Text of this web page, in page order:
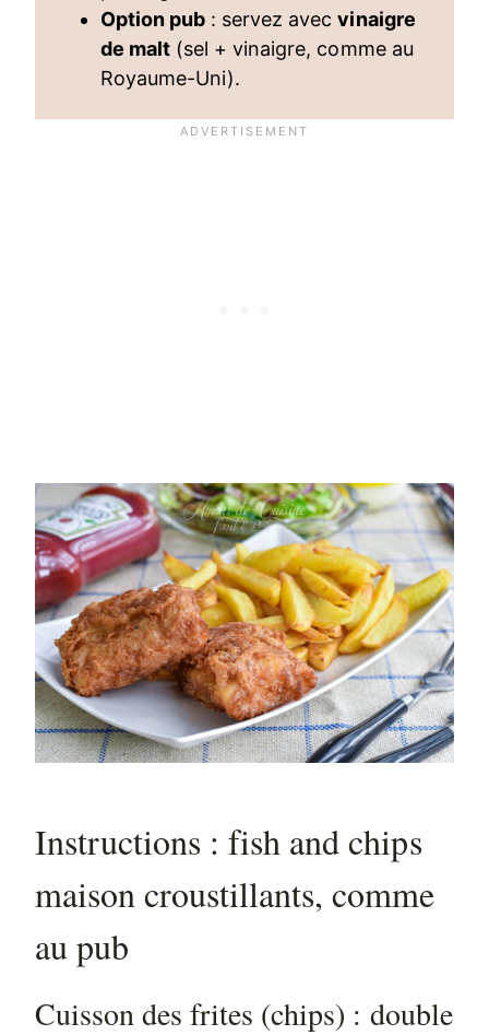
Option pub : servez avecvinaigre
de malt (sel + vinaigre, comme au
Royaume-Uni).
Instructions : fish and chips
maison croustillants, comme
au pub
Cuisson des frites (chips) : double